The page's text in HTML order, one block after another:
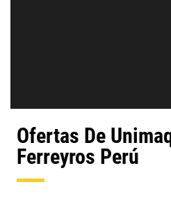
Ofertas De
Ferreyros Perú